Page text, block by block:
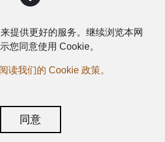
提供更好的服务。继续浏览本网
您同意使用 Cookie。
读我们的 Cookie 政策。
同意